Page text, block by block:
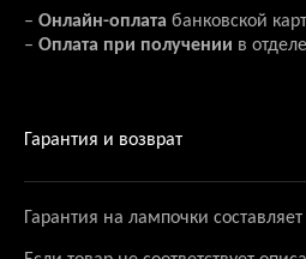
– Онлайн-оплата банковской
– Оплата при получении в
Гарантия и возврат
Гарантия на лампочки составляет